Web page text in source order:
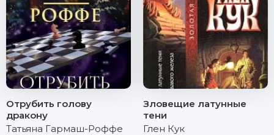
Отрубить голову
дракону
Татьяна Гармаш-Роффе
Зловещие латунные
тени
Глен Кук